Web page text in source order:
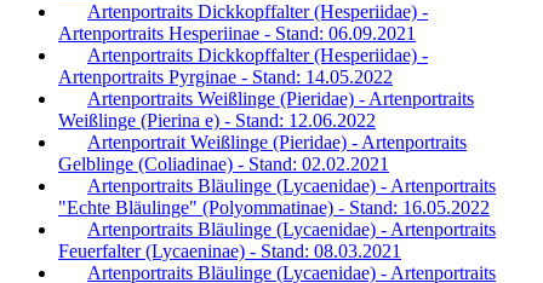
Artenportraits Dickkopffalter (Hesperiidae) -
Artenportraits Hesperiinae - Stand: 06.09.2021
Artenportraits Dickkopffalter (Hesperiidae) -
Artenportraits Pyrginae - Stand: 14.05.2022
Artenportraits Weißlinge (Pieridae) - Artenportraits
Weißlinge (Pierina e) - Stand: 12.06.2022
Artenportrait Weißlinge (Pieridae) - Artenportraits
Gelblinge (Coliadinae) - Stand: 02.02.2021
Artenportraits Bläulinge (Lycaenidae) - Artenportraits
"Echte Bläulinge" (Polyommatinae) - Stand: 16.05.2022
Artenportraits Bläulinge (Lycaenidae) - Artenportraits
Feuerfalter (Lycaeninae) - Stand: 08.03.2021
Artenportraits Bläulinge (Lycaenidae) - Artenportraits